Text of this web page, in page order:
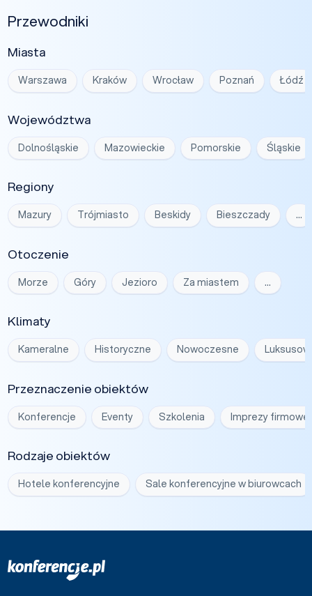
Przewodniki
Miasta
Warszawa Kraków Wrocław Poznań Łódź
Województwa
Dolnośląskie Mazowieckie Pomorskie Śląskie
Regiony
Mazury Trójmiasto Beskidy Bieszczady …
Otoczenie
Morze Góry Jezioro Za miastem …
Klimaty
Kameralne Historyczne Nowoczesne
Przeznaczenie obiektów
Konferencje Eventy Szkolenia Imprezy firmowe
Rodzaje obiektów
Hotele konferencyjne Sale konferencyjne w biurowcach